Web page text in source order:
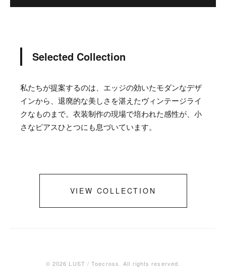
Selected Collection
私たちが提案するのは、エッジの効いたモダンなデザ
インから、退廃的な美しさを湛えたヴィンテージライ
クなものまで。衣装制作の現場で培われた感性が、小
さなピアスひとつにも息づいています。
VIEW COLLECTION
© 2026 LUST / Toecross. All rights reserved.